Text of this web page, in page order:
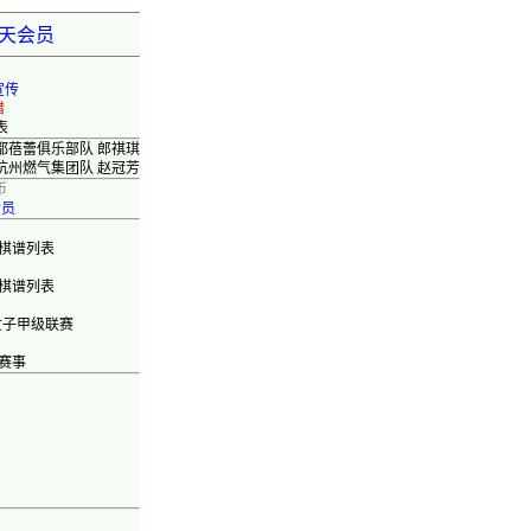
会员
传
蓓蕾俱乐部队 郎祺琪
州燃气集团队 赵冠芳
谱列表
谱列表
甲级联赛
事